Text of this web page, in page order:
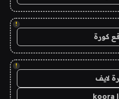
!
كورة
!
لايف
koora